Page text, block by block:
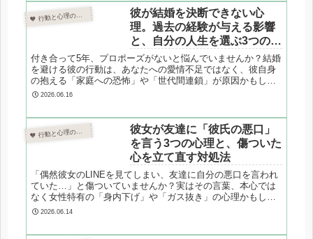
 行動と心理の翻訳ノート
彼が結婚を決断できない心
理。過去の経験が与える影響
と、自分の人生を選ぶ3つのス
テップ
付き合って5年、プロポーズがないと悩んでいませんか？結婚
を避ける彼の行動は、あなたへの愛情不足ではなく、彼自身
の抱える「家庭への恐怖」や「世代間連鎖」が原因かもしれ
ません。心理カウンセラーが、結婚を決断できない男性の深
2026.06.16
 行動と心理の翻訳ノート
彼女が友達に「彼氏の悪口」
を言う3つの心理と、傷ついた
心を立て直す対処法
「偶然彼女のLINEを見てしまい、友達に自分の悪口を言われ
ていた…」と傷ついていませんか？実はその言葉、本心では
なく女性特有の「身内下げ」や「ガス抜き」の心理かもしれ
ません。心理カウンセラーが、女友達に彼氏を悪く言う心理
2026.06.14